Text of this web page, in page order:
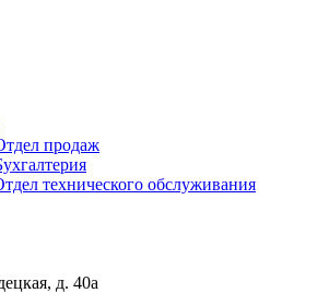
продаж
технического обслуживания
д. 40а